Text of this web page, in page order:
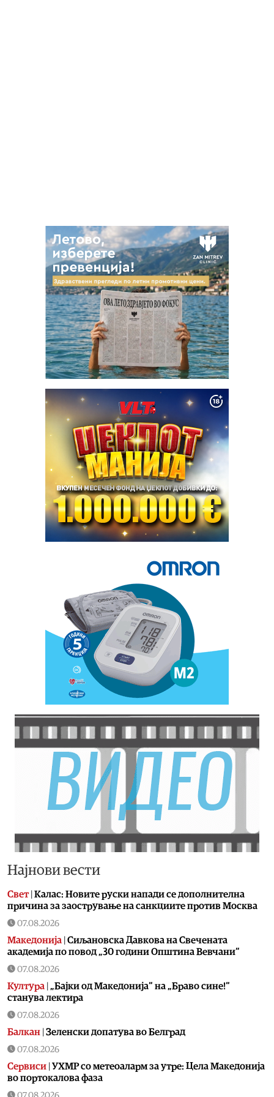
Најнови вести
Свет| Калас: Новите руски напади се дополнителна
причина за заострување на санкциите против Москва
07.08.2026
Македонија | Сиљановска Давкова на Свечената
академија по повод „30 години Општина Вевчани“
07.08.2026
Култура | „Бајки од Македонија“ на „Браво сине!“
станува лектира
07.08.2026
Балкан | Зеленски допатува во Белград
07.08.2026
Сервиси | УХМР со метеоаларм за утре: Цела Македонија
во портокалова фаза